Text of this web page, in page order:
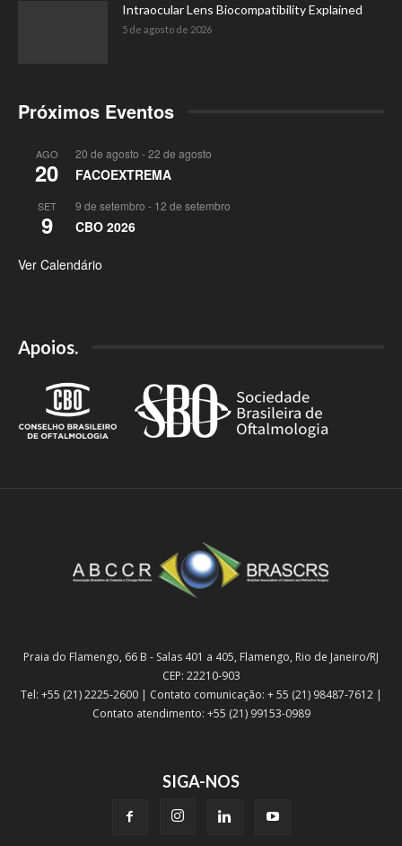
Intraocular Lens Biocompatibility Explained
5 de agosto de 2026
Próximos Eventos
AGO
20
20 de agosto -22 de agosto
FACOEXTREMA
SET
9
9 de setembro - 12 de setembro
CBO 2026
Ver Calendário
Apoios.
Praia do Flamengo, 66 B - Salas 401 a 405, Flamengo, Rio de Janeiro/RJ
CEP: 22210-903
Tel: +55 (21) 2225-2600 | Contato comunicação: + 55 (21) 98487-7612 |
Contato atendimento: +55 (21) 99153-0989
SIGA-NOS